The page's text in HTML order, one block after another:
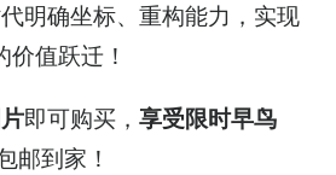
明确坐标、重构能力，实现
价值跃迁！
即可购买，享受限时早鸟
邮到家！